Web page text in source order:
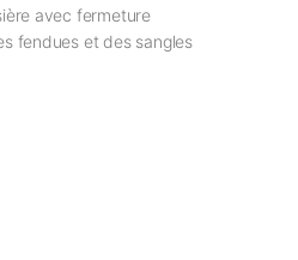
avec fermeture
fendues et des sangles